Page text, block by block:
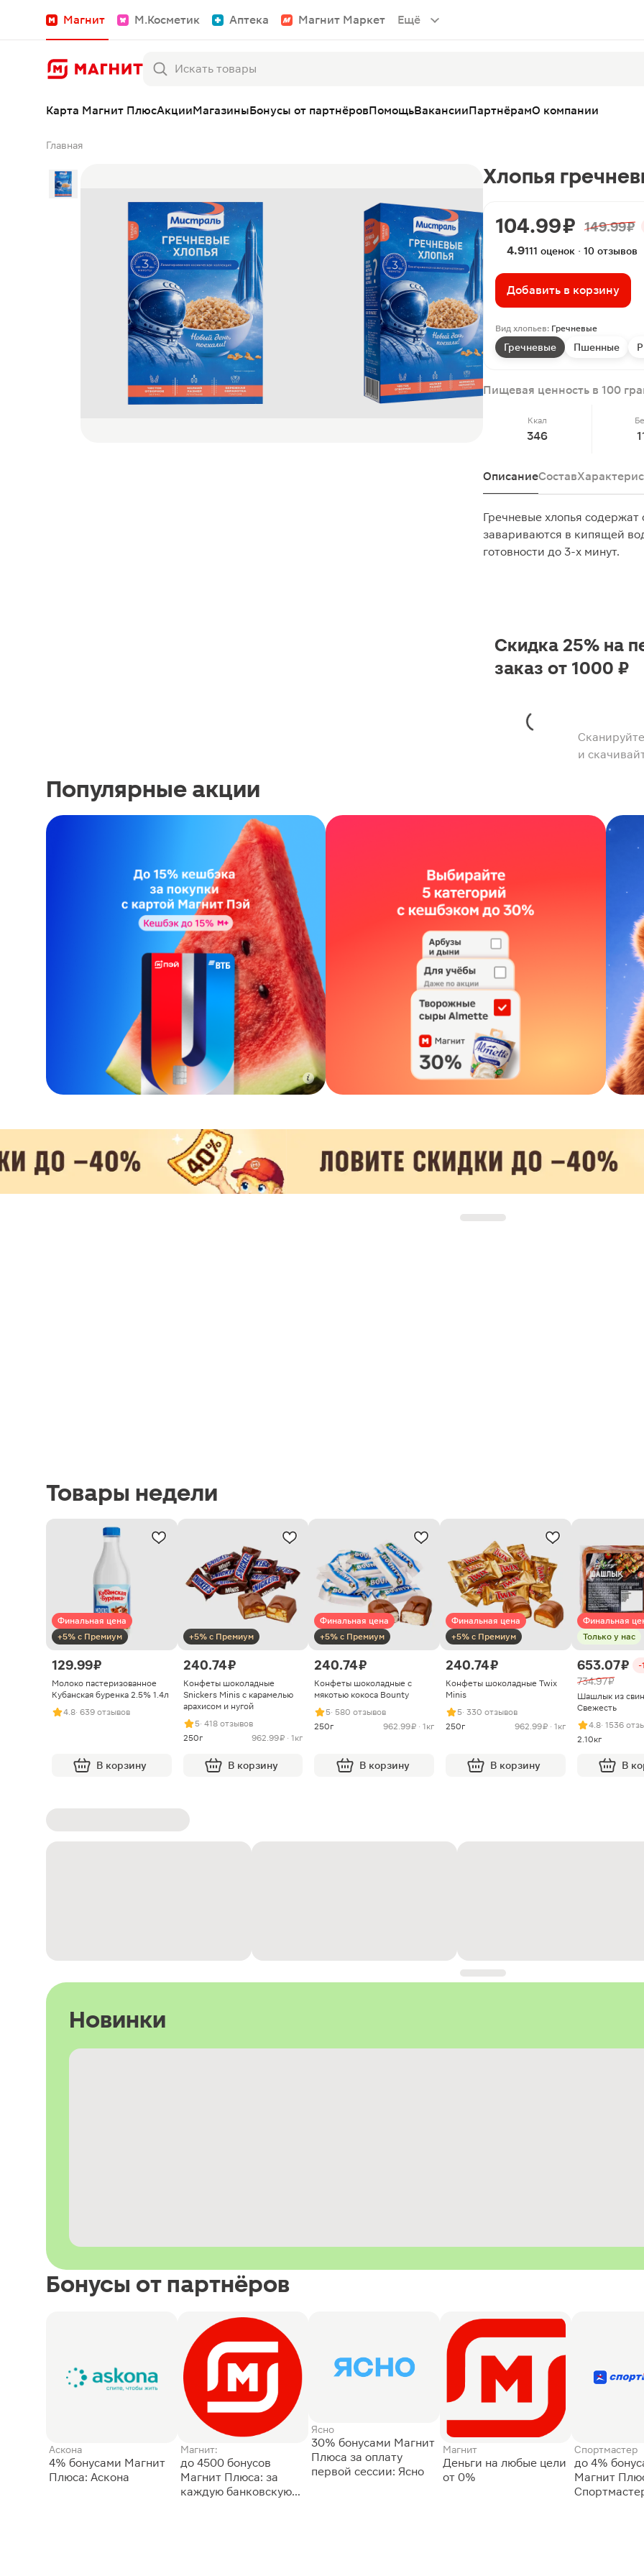
Магнит М.Косметик Аптека Магнит Маркет Ещё
Карта Магнит ПлюсАкцииМагазиныБонусы от партнёровПомощьВакансииПартнёрамО компании
Главная
Хлопья
104.99 ₽ 149.99 ₽
4.9111 оценок · 10 отзывов
Добавить в корзину
Вид хлопьев: Гречневые
Гречневые Пшенные
Пищевая ценность в 100
Ккал
346
ОписаниеСостав
Гречневые хлопья содержат
завариваются в кипящей
готовности до 3-х минут.
и
Скидка 25% на
заказ от 1000 ₽
Популярные акции
Товары недели
Финальная цена
+5% с Премиум
129.99 ₽
Молоко пастеризованное
Кубанская буренка 2.5% 1.4л
4.8· 639 отзывов
В корзину
+5% с Премиум
240.74 ₽
Конфеты шоколадные
Snickers Minis с карамелью
арахисом и нугой
5· 418 отзывов
250г
962.99 ₽ · 1кг
В корзину
Финальная цена
+5% с Премиум
240.74 ₽
Конфеты шоколадные с
мякотью кокоса Bounty
5· 580 отзывов
250г
962.99 ₽ · 1кг
В корзину
Финальная цена
+5% с Премиум
240.74 ₽
Конфеты шоколадные Twix
Minis
5· 330 отзывов
250г
962.99 ₽ · 1кг
В корзину
Финальная
Только у нас
653.07 ₽ -
734.97 ₽
Шашлык из
Свежесть
4.8· 1536
2.10кг
В
Новинки
Бонусы от партнёров
Аскона
4% бонусами Магнит
Плюса: Аскона
Магнит:
до 4500 бонусов
Магнит Плюса: за
каждую банковскую
Ясно
30% бонусами Магнит
Плюса за оплату
первой сессии: Ясно
Магнит
Деньги на любые цели
от 0%
Спортмастер
до 4%
Магнит